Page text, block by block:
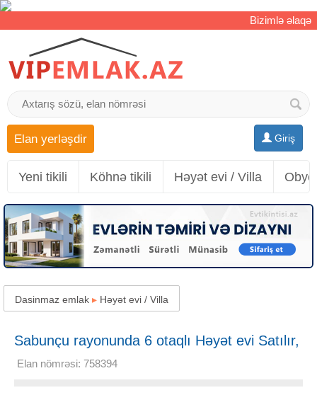
Bizimlə əlaqə
Giriş
Elan yerləşdir
Yeni tikili Köhnə tikili Həyət evi / Villa
Dasinmaz emlak ▸ Həyət evi / Villa
Sabunçu rayonunda 6 otaqlı Həyət evi Satılır,
310 m²
Elan nömrəsi: 758394